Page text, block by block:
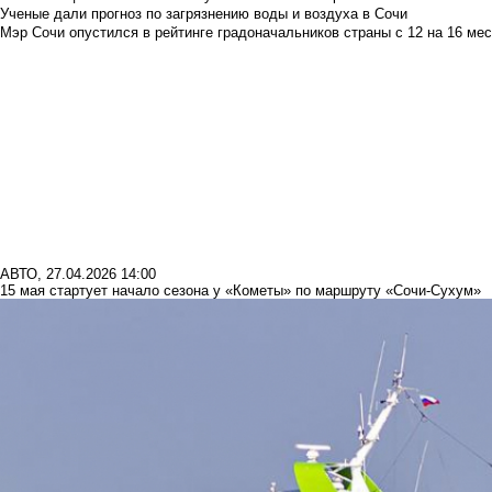
Ученые дали прогноз по загрязнению воды и воздуха в Сочи
Мэр Сочи опустился в рейтинге градоначальников страны с 12 на 16
АВТО, 27.04.2026 14:00
15 мая стартует начало сезона у «Кометы» по маршруту «Сочи-Сухум»